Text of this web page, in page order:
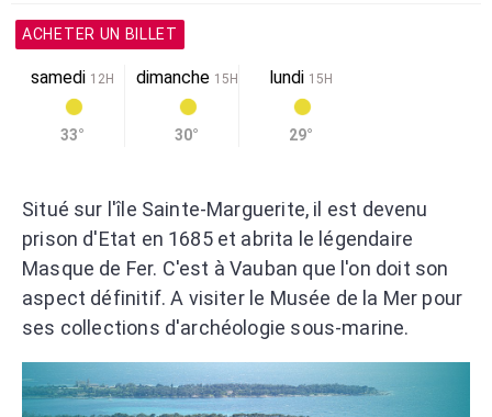
ACHETER UN BILLET
samedi 12H
33°
dimanche 15H
30°
lundi 15H
29°
Situé sur l'île Sainte-Marguerite, il est devenu
prison d'Etat en 1685 et abrita le légendaire
Masque de Fer. C'est à Vauban que l'on doit son
aspect définitif. A visiter le Musée de la Mer pour
ses collections d'archéologie sous-marine.